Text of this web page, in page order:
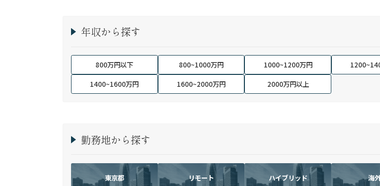
年収から探す
800万円以下 800~1000万円 1000~1200万円
1400~1600万円
1600~2000万円 2000万円以上
勤務地から探す
東京都 リモート ハイブリッド 海